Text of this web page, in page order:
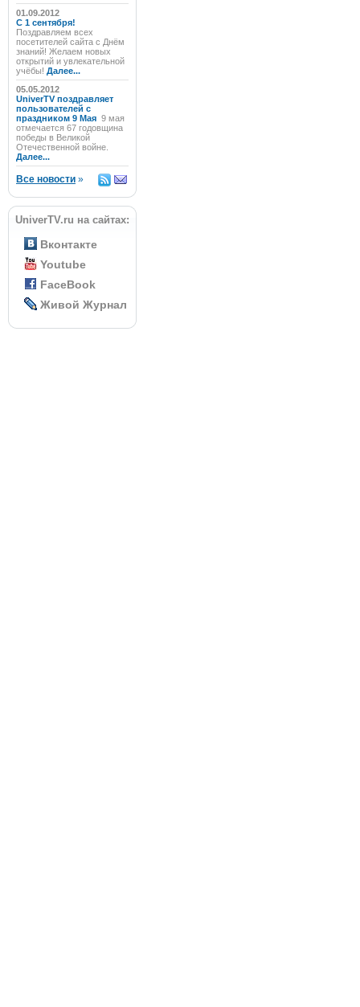
01.09.2012
C 1 сентября!
Поздравляем всех
посетителей сайта с Днём
знаний! Желаем новых
открытий и увлекательной
учёбы! Далее...
05.05.2012
UniverTV поздравляет
пользователей с
праздником 9 Мая 9 мая
отмечается 67 годовщина
победы в Великой
Отечественной войне.
Далее...
Все новости »
UniverTV.ru на сайтах:
Вконтакте
Youtube
FaceBook
Живой Журнал